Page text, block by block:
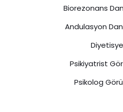
Biorezonans
Andulasyon
Psikiyatrist
Psikolog